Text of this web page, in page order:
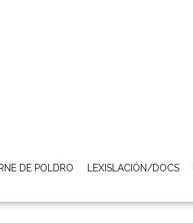
DE POLDRO LEXISLACIÓN/DOCS